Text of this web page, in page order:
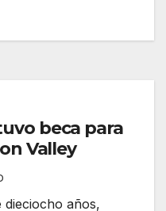
beca para
Valley
dieciocho años,